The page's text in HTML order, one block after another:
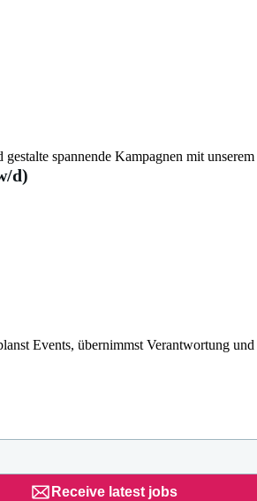
spannende Kampagnen mit
d)
Events, übernimmst Verantwortung
Receive latest jobs